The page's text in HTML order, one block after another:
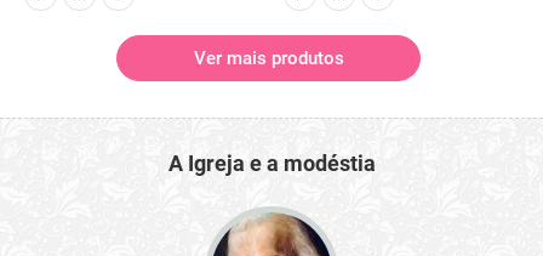
Ver mais produtos
A Igreja e a modéstia